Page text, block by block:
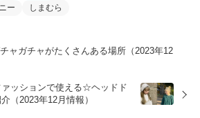
ー しまむら
ャガチャがたくさんある場所（2023年12
ッションで使える☆ヘッドド
（2023年12月情報）